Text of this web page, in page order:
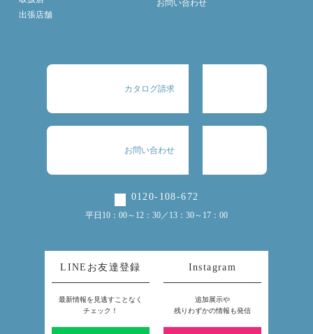
出張店舗
お問い合わせ
カタログ請求
お問い合わせ
0120-108-672
平日10：00～12：30／13：30～17：00
LINEお友達登録
最新情報を見逃すことなく
チェック！
Instagram
追加展示や
残りわずかの情報も発信